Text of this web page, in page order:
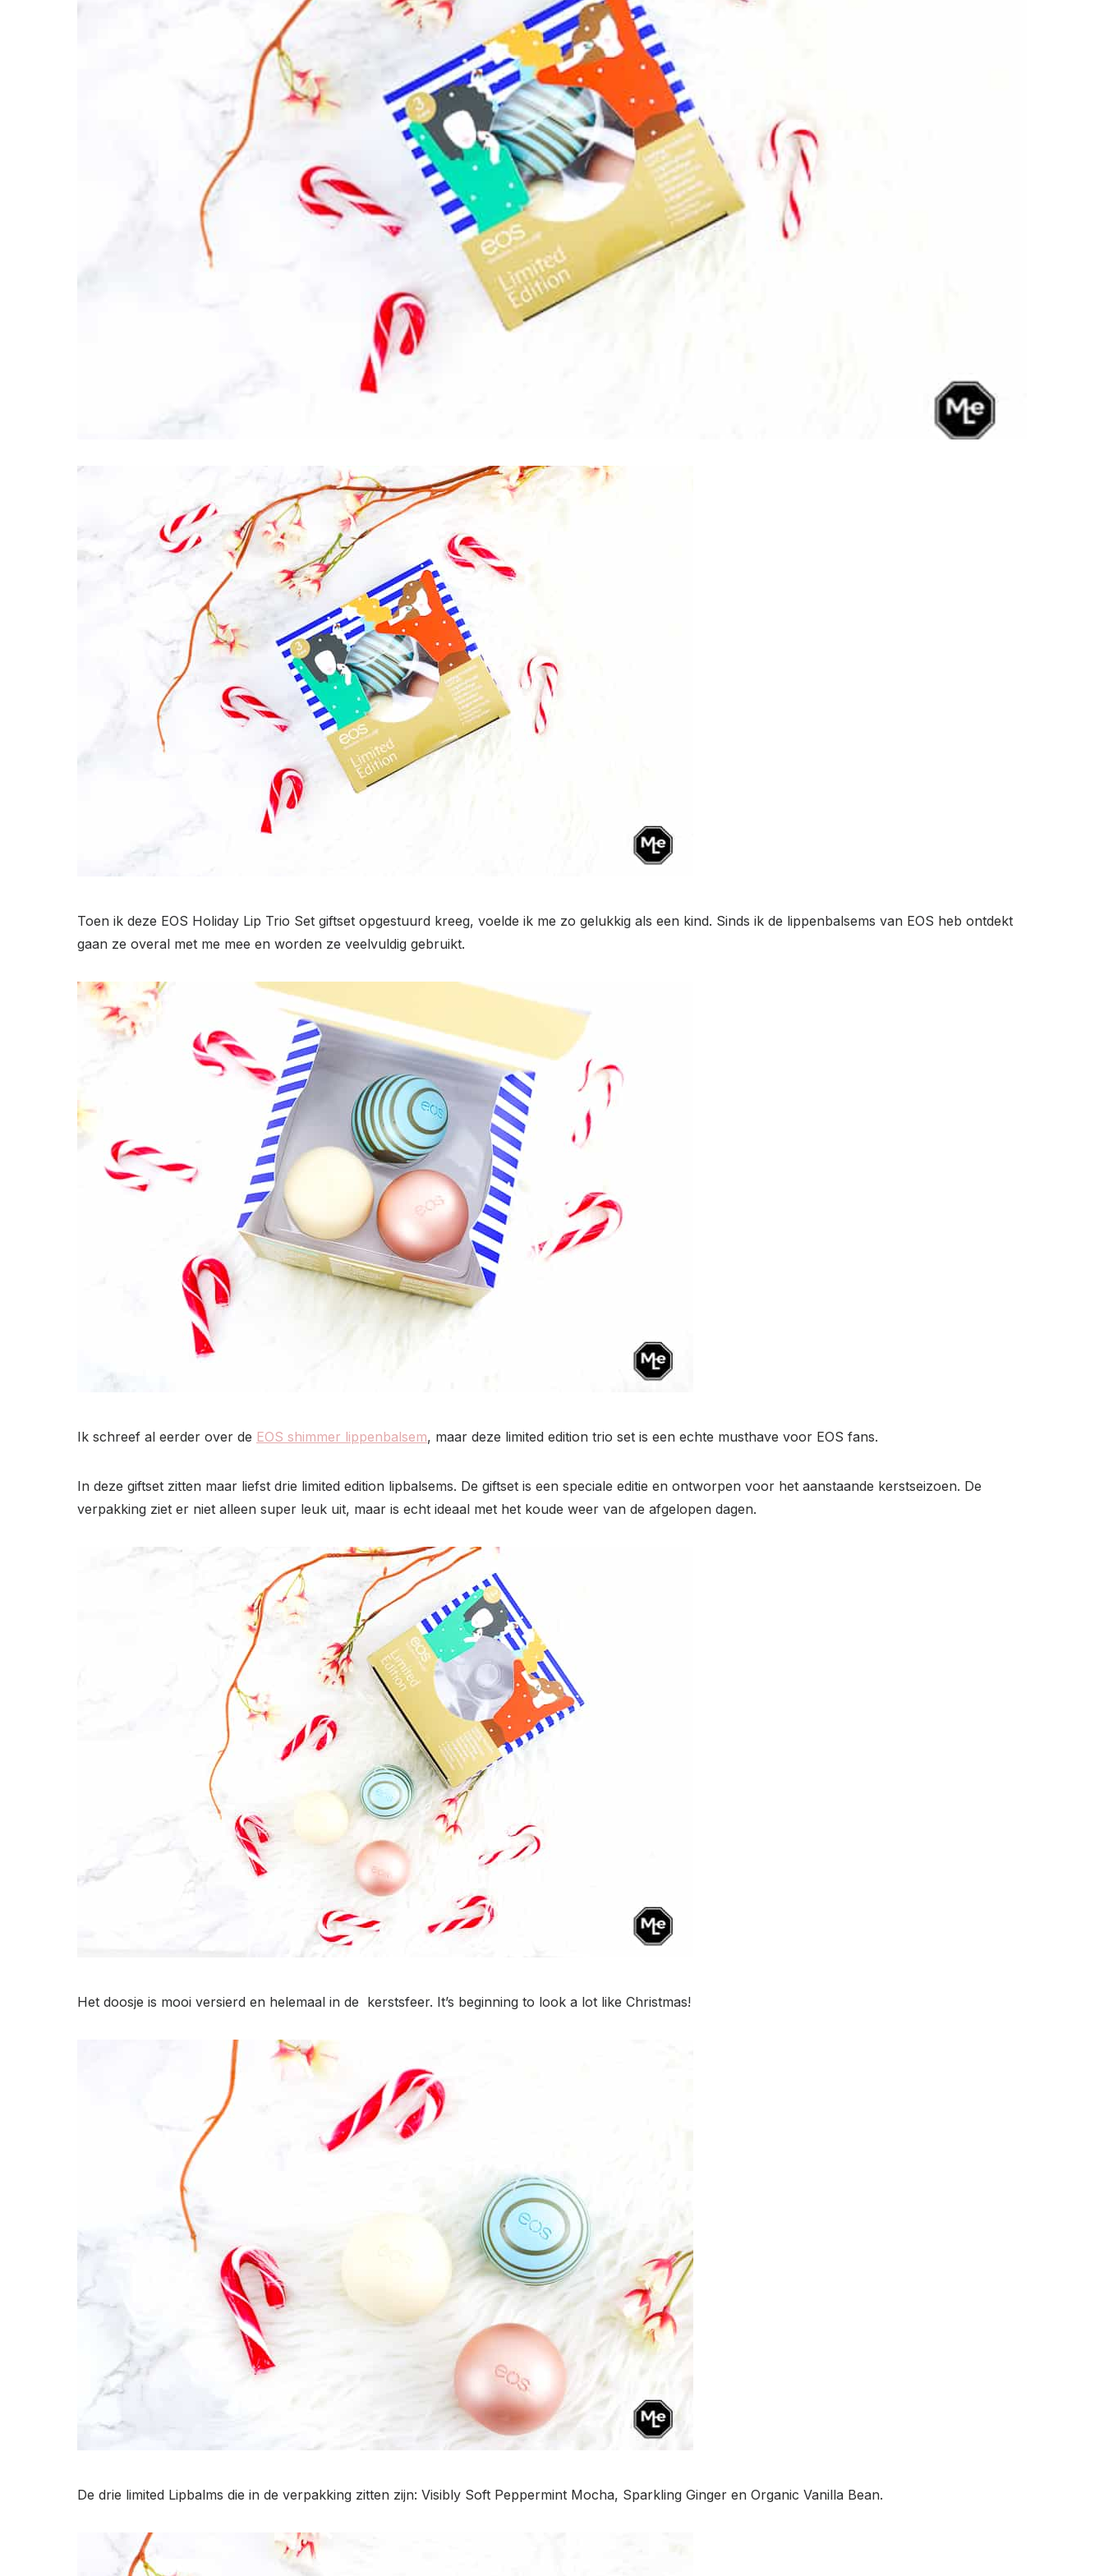
Toen ik deze EOS Holiday Lip Trio Set giftset opgestuurd kreeg, voelde ik me zo gelukkig als een kind. Sinds ik de lippenbalsems van EOS heb ontdekt
gaan ze overal met me mee en worden ze veelvuldig gebruikt.
Ik schreef al eerder over de EOS shimmer lippenbalsem, maar deze limited edition trio set is een echte musthave voor EOS fans.
In deze giftset zitten maar liefst drie limited edition lipbalsems. De giftset is een speciale editie en ontworpen voor het aanstaande kerstseizoen. De
verpakking ziet er niet alleen super leuk uit, maar is echt ideaal met het koude weer van de afgelopen dagen.
Het doosje is mooi versierd en helemaal in de kerstsfeer. It’s beginning to look a lot like Christmas!
De drie limited Lipbalms die in de verpakking zitten zijn: Visibly Soft Peppermint Mocha, Sparkling Ginger en Organic Vanilla Bean.